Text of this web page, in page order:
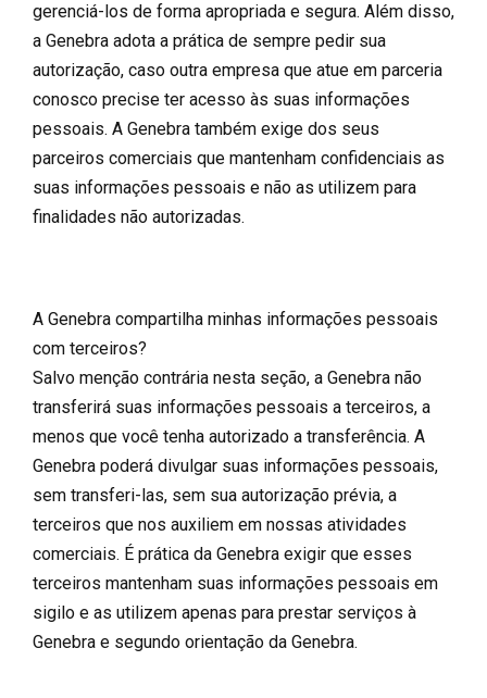
gerenciá-los de forma apropriada e segura. Além disso,
a Genebra adota a prática de sempre pedir sua
autorização, caso outra empresa que atue em parceria
conosco precise ter acesso às suas informações
pessoais. A Genebra também exige dos seus
parceiros comerciais que mantenham confidenciais as
suas informações pessoais e não as utilizem para
finalidades não autorizadas.
A Genebra compartilha minhas informações pessoais
com terceiros?
Salvo menção contrária nesta seção, a Genebra não
transferirá suas informações pessoais a terceiros, a
menos que você tenha autorizado a transferência. A
Genebra poderá divulgar suas informações pessoais,
sem transferi-las, sem sua autorização prévia, a
terceiros que nos auxiliem em nossas atividades
comerciais. É prática da Genebra exigir que esses
terceiros mantenham suas informações pessoais em
sigilo e as utilizem apenas para prestar serviços à
Genebra e segundo orientação da Genebra.